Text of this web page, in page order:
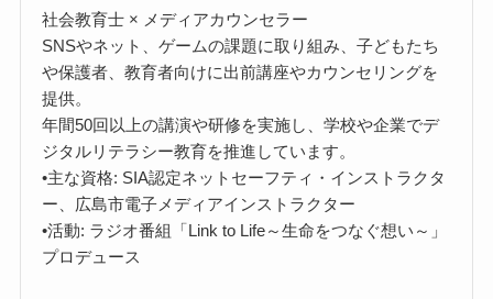
社会教育士 × メディアカウンセラー
SNSやネット、ゲームの課題に取り組み、子どもたち
や保護者、教育者向けに出前講座やカウンセリングを
提供。
年間50回以上の講演や研修を実施し、学校や企業でデ
ジタルリテラシー教育を推進しています。
•主な資格: SIA認定ネットセーフティ・インストラクタ
ー、広島市電子メディアインストラクター
•活動: ラジオ番組「Link to Life～生命をつなぐ想い～」
プロデュース